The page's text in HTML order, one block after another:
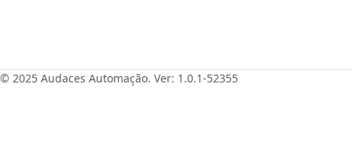
© 2025 Audaces Automação. Ver: 1.0.1-52355